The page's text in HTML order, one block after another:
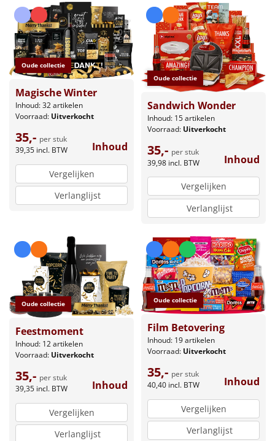
Oude collectie
Magische Winter
Inhoud: 32 artikelen
Voorraad: Uitverkocht
35,- per stuk
39,35 incl. BTW Inhoud
Vergelijken
Verlanglijst
Oude collectie
Sandwich Wonder
Inhoud: 15 artikelen
Voorraad: Uitverkocht
35,- per stuk
39,98 incl. BTW Inhoud
Vergelijken
Verlanglijst
Oude collectie
Feestmoment
Inhoud: 12 artikelen
Voorraad: Uitverkocht
35,- per stuk
39,35 incl. BTW Inhoud
Vergelijken
Verlanglijst
Oude collectie
Film Betovering
Inhoud: 19 artikelen
Voorraad: Uitverkocht
35,- per stuk
40,40 incl. BTW Inhoud
Vergelijken
Verlanglijst